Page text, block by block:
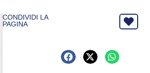
CONDIVIDI LA
PAGINA